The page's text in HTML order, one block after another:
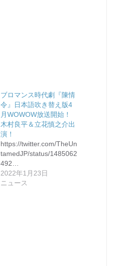
ブロマンス時代劇『陳情
令』日本語吹き替え版4
月WOWOW放送開始！
木村良平＆立花慎之介出
演！
https://twitter.com/TheUn
tamedJP/status/1485062
492…
2022年1月23日
ニュース